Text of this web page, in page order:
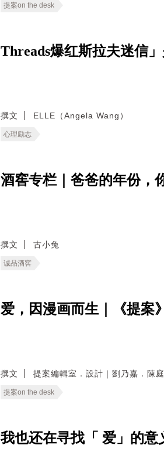
提案on the desk
Threads爆红斯拉夫迷信
撰文 ELLE（Angela Wang）
心理励志
酒窖专栏｜爸爸的年份，
撰文 古小兔
诚品酒窖
爱，因漫画而生｜《提案
撰文 提案編輯室．設計｜劉乃嘉．陳
提案on the desk
我也还在寻找「 爱」的